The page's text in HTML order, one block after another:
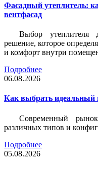
Фасадный утеплитель:
вентфасад
Выбор
решение, которое
и комфорт внутри
Подробнее
06.08.2026
Как выбрать идеальный
Современный
различных типов и
Подробнее
05.08.2026